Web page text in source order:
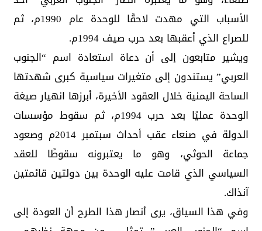
الأسباب التي مهدت لاحقًا للوحدة عام 1990م، ثم
للصراع الذي أعقبها بعد حرب صيف 1994م.
ويشير متابعون إلى أن دعاة استعادة اسم “الجنوب
العربي” يستندون إلى متغيرات سياسية كبرى شهدتها
الساحة اليمنية خلال العقود الأخيرة، أبرزها انهيار صيغة
الوحدة عمليًا بعد حرب 1994م، ثم سقوط مؤسسات
الدولة في صنعاء عقب أحداث سبتمبر 2014م وصعود
جماعة الحوثي، وهو ما يعتبرونه سقوطًا للعقد
السياسي الذي قامت عليه الوحدة بين دولتين قائمتين
آنذاك.
وفي هذا السياق، يرى أنصار هذا الطرح أن العودة إلى